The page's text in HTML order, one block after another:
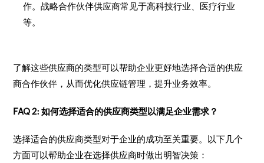
作。战略合作伙伴供应商常见于高科技行业、医疗行业
等。
了解这些供应商的类型可以帮助企业更好地选择合适的供应
商合作伙伴，从而优化供应链管理，提升业务效率。
FAQ 2: 如何选择适合的供应商类型以满足企业需求？
选择适合的供应商类型对于企业的成功至关重要。以下几个
方面可以帮助企业在选择供应商时做出明智决策：